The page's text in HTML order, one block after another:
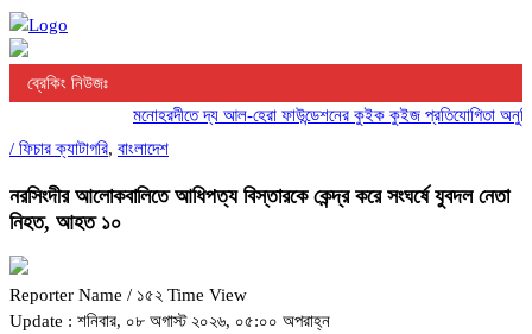
ব্রেকিং নিউজঃ
মনোহরদীতে দ্য আল-হেরা ফাউন্ডেশনের কুইক কুইজ প্রতিযোগিতা অনুষ্ঠিত
/ ফিচার ক্যাটাগরি, বাংলাদেশ
নরসিংদীর আলোকবালিতে আধিপত্য বিস্তারকে কেন্দ্র করে সংঘর্ষে যুবদল নেতা
নিহত, আহত ১০
Reporter Name / ১৫২ Time View
Update : শনিবার, ০৮ অগাস্ট ২০২৬, ০৫:০০ অপরাহ্ন